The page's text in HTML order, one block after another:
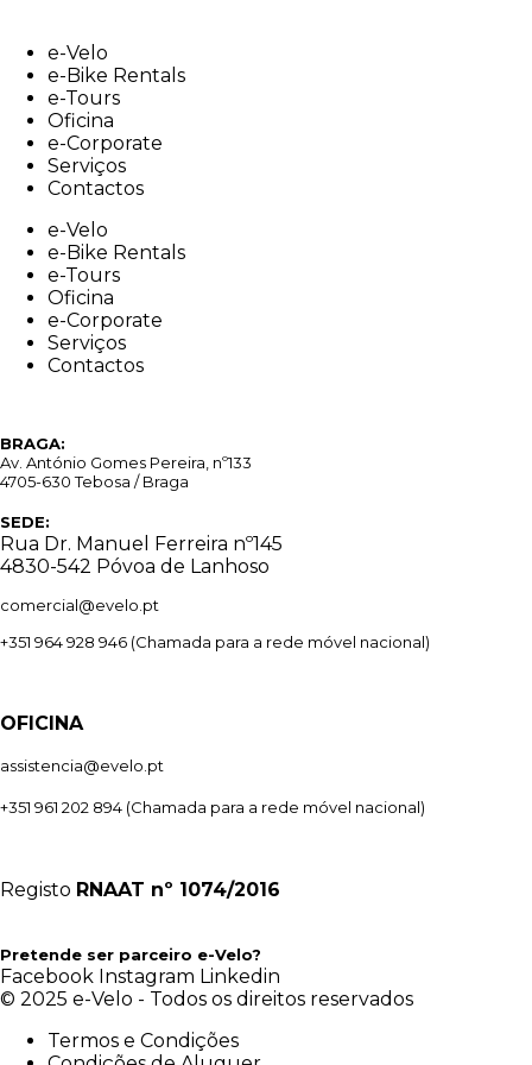
contente-Velo
e-Bike Rentals
e-Tours
Oficina
e-Corporate
Serviços
Contactos
e-Velo
e-Bike Rentals
e-Tours
Oficina
e-Corporate
Serviços
Contactos
BRAGA:
Av. António Gomes Pereira, nº133
4705-630 Tebosa / Braga
SEDE:
Rua Dr. Manuel Ferreira nº145
4830-542 Póvoa de Lanhoso
comercial@evelo.pt
+351 964 928 946 (Chamada para a rede móvel nacional)
OFICINA
assistencia@evelo.pt
+351 961 202 894 (Chamada para a rede móvel nacional)
Registo RNAAT nº 1074/2016
Pretende ser parceiro e-Velo?
Facebook Instagram Linkedin
© 2025 e-Velo - Todos os direitos reservados
Termos e Condições